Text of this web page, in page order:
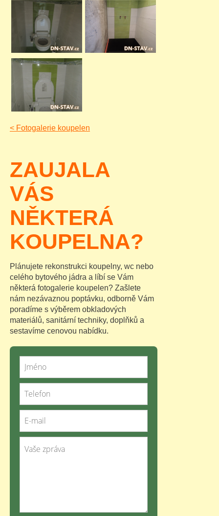
< Fotogalerie koupelen
ZAUJALA
VÁS
NĚKTERÁ
KOUPELNA?
Plánujete rekonstrukci koupelny, wc nebo
celého bytového jádra a líbí se Vám
některá fotogalerie koupelen? Zašlete
nám nezávaznou poptávku, odborně Vám
poradíme s výběrem obkladových
materiálů, sanitární techniky, doplňků a
sestavíme cenovou nabídku.